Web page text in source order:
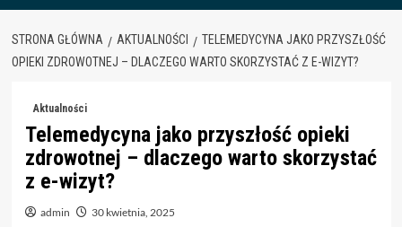
STRONA GŁÓWNA AKTUALNOŚCI
TELEMEDYCYNA JAKO PRZYSZŁOŚĆ
OPIEKI ZDROWOTNEJ – DLACZEGO WARTO SKORZYSTAĆ Z E-WIZYT?
Aktualności
Telemedycyna jako przyszłość opieki
zdrowotnej – dlaczego warto skorzystać
z e-wizyt?
admin 30 kwietnia, 2025